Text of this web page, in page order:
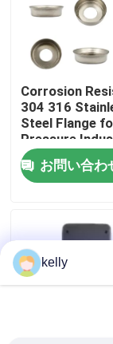
私達について
工場旅行
品質管理
私達に連絡し
ニュース
Corrosion
304 316
Steel Flange
Pressure
Pipeline
お問い合わ
kelly